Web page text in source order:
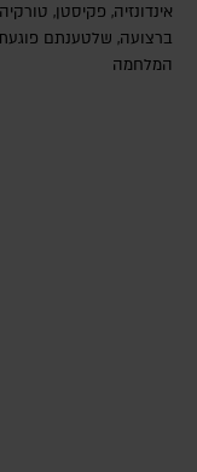
אינדונזיה, פקיסטן,
ברצועה, שלטענתם
המלחמה